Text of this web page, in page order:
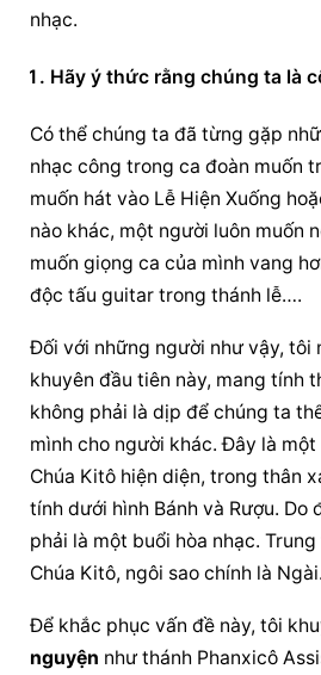
nhạc.
Hãy ý thức rằng chúng ta là
Có thể chúng ta đã từng gặp
nhạc công trong ca đoàn muốn
muốn hát vào Lễ Hiện Xuống
nào khác, một người luôn muốn
muốn giọng ca của mình vang
độc tấu guitar trong thánh lễ….
Đối với những người như vậy, tôi
khuyên đầu tiên này, mang tính
không phải là dịp để chúng ta
mình cho người khác. Đây là
Chúa Kitô hiện diện, trong thân
tính dưới hình Bánh và Rượu. Do
phải là một buổi hòa nhạc.
Chúa Kitô, ngôi sao chính là Ngài.
Để khắc phục vấn đề này, tôi
nguyện như thánh Phanxicô